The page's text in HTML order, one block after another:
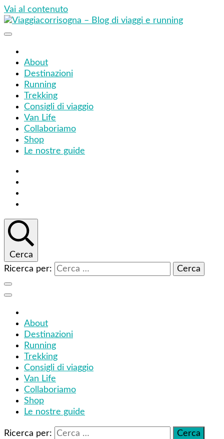
Vai al contenuto
About
Destinazioni
Running
Trekking
Consigli di viaggio
Van Life
Collaboriamo
Shop
Le nostre guide
Cerca
Ricerca per:
About
Destinazioni
Running
Trekking
Consigli di viaggio
Van Life
Collaboriamo
Shop
Le nostre guide
Ricerca per: